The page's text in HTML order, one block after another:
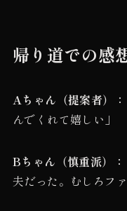
帰り道での感
Aちゃん（提案者）：
んでくれて嬉しい」
Bちゃん（慎重派）：
夫だった。むしろフ